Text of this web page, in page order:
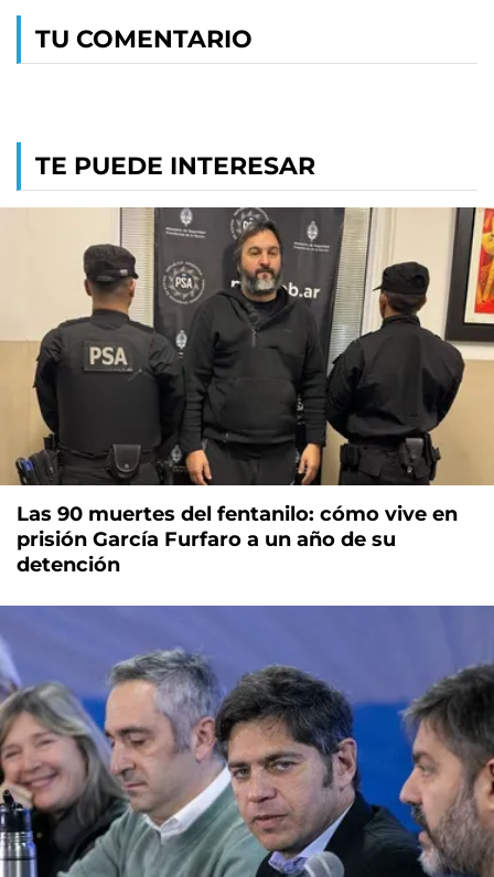
TU COMENTARIO
TE PUEDE INTERESAR
Las 90 muertes del fentanilo: cómo vive en
prisión García Furfaro a un año de su
detención